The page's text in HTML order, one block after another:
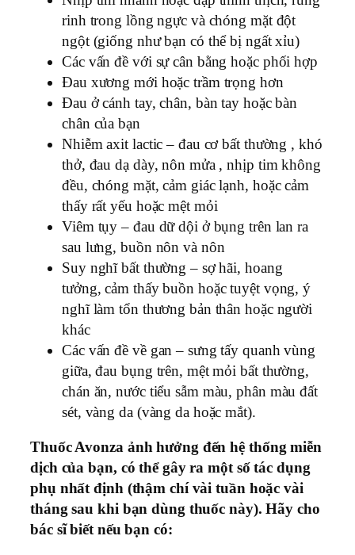
rinh trong lồng ngực và chóng mặt đột
ngột (giống như bạn có thể bị ngất xỉu)
Các vấn đề với sự cân bằng hoặc phối hợp
Đau xương mới hoặc trầm trọng hơn
Đau ở cánh tay, chân, bàn tay hoặc bàn
chân của bạn
Nhiễm axit lactic – đau cơ bất thường , khó
thở, đau dạ dày, nôn mửa , nhịp tim không
đều, chóng mặt, cảm giác lạnh, hoặc cảm
thấy rất yếu hoặc mệt mỏi
Viêm tụy – đau dữ dội ở bụng trên lan ra
sau lưng, buồn nôn và nôn
Suy nghĩ bất thường – sợ hãi, hoang
tưởng, cảm thấy buồn hoặc tuyệt vọng, ý
nghĩ làm tổn thương bản thân hoặc người
khác
Các vấn đề về gan – sưng tấy quanh vùng
giữa, đau bụng trên, mệt mỏi bất thường,
chán ăn, nước tiểu sẫm màu, phân màu đất
sét, vàng da (vàng da hoặc mắt).
Thuốc Avonza ảnh hưởng đến hệ thống miễn
dịch của bạn, có thể gây ra một số tác dụng
phụ nhất định (thậm chí vài tuần hoặc vài
tháng sau khi bạn dùng thuốc này). Hãy cho
bác sĩ biết nếu bạn có: